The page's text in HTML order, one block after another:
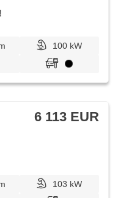
100 kW
6 113 EUR
103 kW